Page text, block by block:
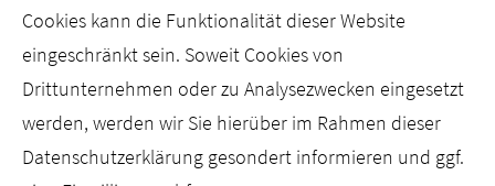
Cookies kann die Funktionalität dieser Website
eingeschränkt sein. Soweit Cookies von
Drittunternehmen oder zu Analysezwecken eingesetzt
werden, werden wir Sie hierüber im Rahmen dieser
Datenschutzerklärung gesondert informieren und ggf.